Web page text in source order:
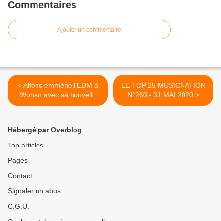
Commentaires
Ajouter un commentaire
< Alfons emmène l’EDM à
Wuhan avec sa nouvelle
bombe Electro !
LE TOP 25 MUSICNATION
N°260 - 31 MAI 2020 >
Hébergé par Overblog
Top articles
Pages
Contact
Signaler un abus
C.G.U.